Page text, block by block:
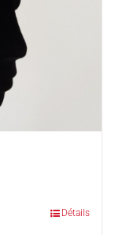
Détails